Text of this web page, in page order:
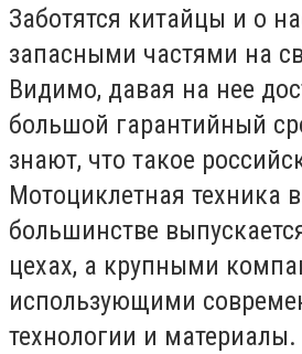
Заботятся китайцы и о
запасными частями на
Видимо, давая на нее
большой гарантийный
знают, что такое
Мотоциклетная техника
большинстве
цехах, а крупными
использующими
технологии и материалы.